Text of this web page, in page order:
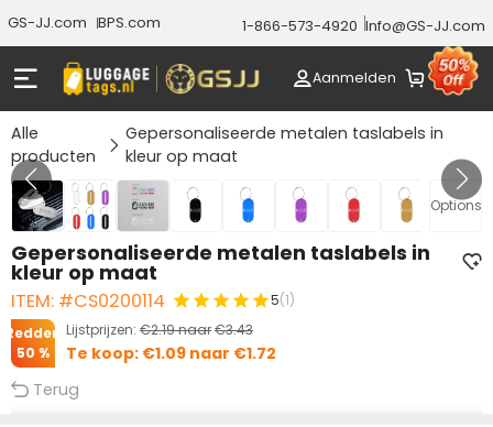
GS-JJ.com BPS.com 1-866-573-4920 Info@GS-JJ.com
Aanmelden
Alle
producten
Gepersonaliseerde metalen taslabels in
kleur op maat
Options
Gallery 1/8
Gepersonaliseerde metalen taslabels in
kleur op maat
ITEM: #CS0200114 5(1)
Lijstprijzen: €2.19naar€3.43
Redden
50 %
Te koop: €1.09 naar €1.72
Terug